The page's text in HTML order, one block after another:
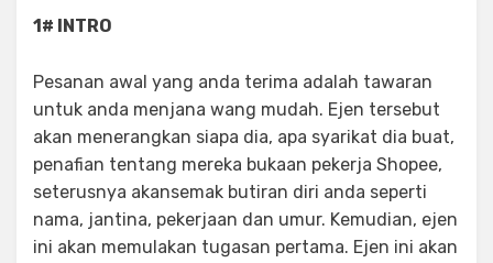
1# INTRO
Pesanan awal yang anda terima adalah tawaran
untuk anda menjana wang mudah. Ejen tersebut
akan menerangkan siapa dia, apa syarikat dia buat,
penafian tentang mereka bukaan pekerja Shopee,
seterusnya akansemak butiran diri anda seperti
nama, jantina, pekerjaan dan umur. Kemudian, ejen
ini akan memulakan tugasan pertama. Ejen ini akan